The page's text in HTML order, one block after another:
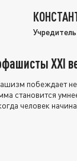
XXI
побеждает не
становится
человек